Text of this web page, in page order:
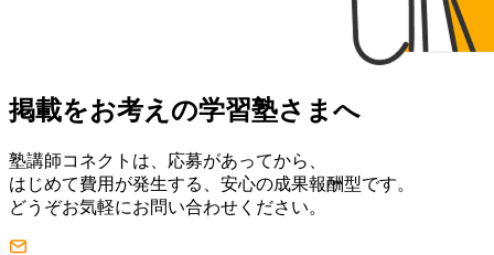
掲載をお考えの学習塾さまへ
塾講師コネクトは、応募があってから、
はじめて費用が発生する、安心の成果報酬型です。
どうぞお気軽にお問い合わせください。